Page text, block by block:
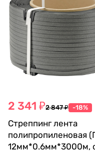
2 341 ₽2 847 ₽ -18%
Стреппинг лента
полипропиленовая
12мм*0.6мм*3000м,